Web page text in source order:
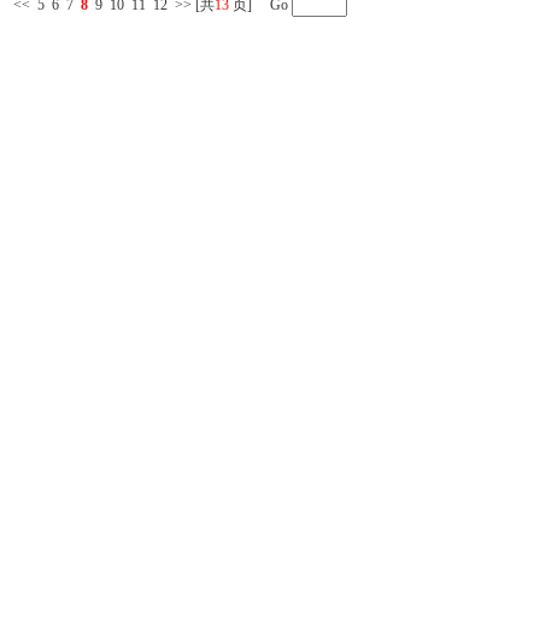
<< 5 6 7 8 9 10 11 12 >> [共13 页] Go